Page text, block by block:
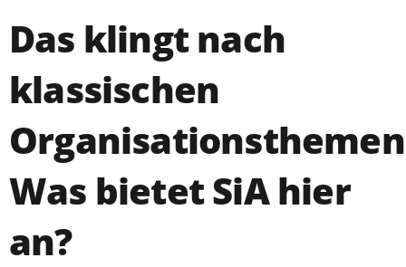
Das klingt nach
klassischen
Was bietet SiA hier
an?